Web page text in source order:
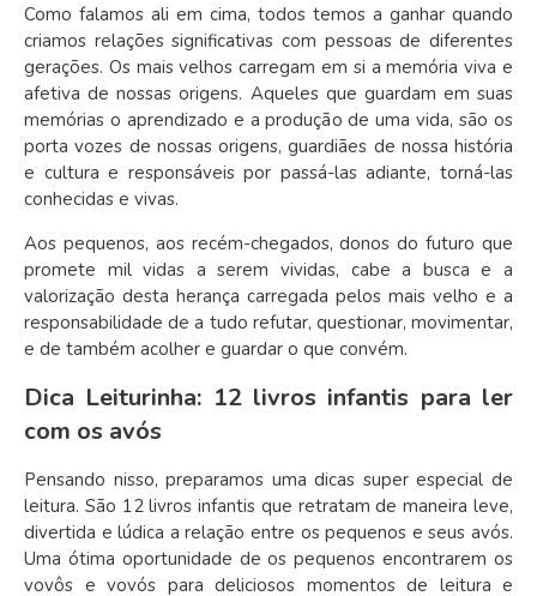
Como falamos ali em cima, todos temos a ganhar quando
criamos relações significativas com pessoas de diferentes
gerações. Os mais velhos carregam em si a memória viva e
afetiva de nossas origens. Aqueles que guardam em suas
memórias o aprendizado e a produção de uma vida, são os
porta vozes de nossas origens, guardiães de nossa história
e cultura e responsáveis por passá-las adiante, torná-las
conhecidas e vivas.
Aos pequenos, aos recém-chegados, donos do futuro que
promete mil vidas a serem vividas, cabe a busca e a
valorização desta herança carregada pelos mais velho e a
responsabilidade de a tudo refutar, questionar, movimentar,
e de também acolher e guardar o que convém.
Dica Leiturinha: 12 livros infantis para ler
com os avós
Pensando nisso, preparamos uma dicas super especial de
leitura. São 12 livros infantis que retratam de maneira leve,
divertida e lúdica a relação entre os pequenos e seus avós.
Uma ótima oportunidade de os pequenos encontrarem os
vovôs e vovós para deliciosos momentos de leitura e